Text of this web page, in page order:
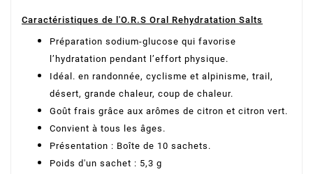
Caractéristiques de l'O.R.S Oral Rehydratation Salts
Préparation sodium-glucose qui favorise
l’hydratation pendant l’effort physique.
Idéal. en randonnée, cyclisme et alpinisme, trail,
désert, grande chaleur, coup de chaleur.
Goût frais grâce aux arômes de citron et citron vert.
Convient à tous les âges.
Présentation : Boîte de 10 sachets.
Poids d'un sachet : 5,3 g